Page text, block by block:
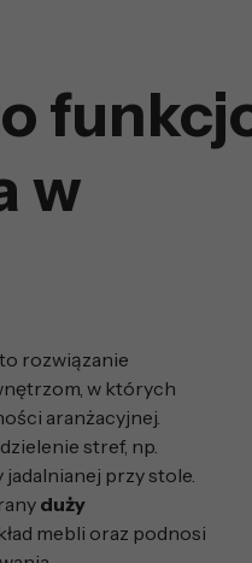
w
rozwiązanie
w których
aranżacyjnej.
stref, np.
przy stole.
duży
mebli oraz podnosi